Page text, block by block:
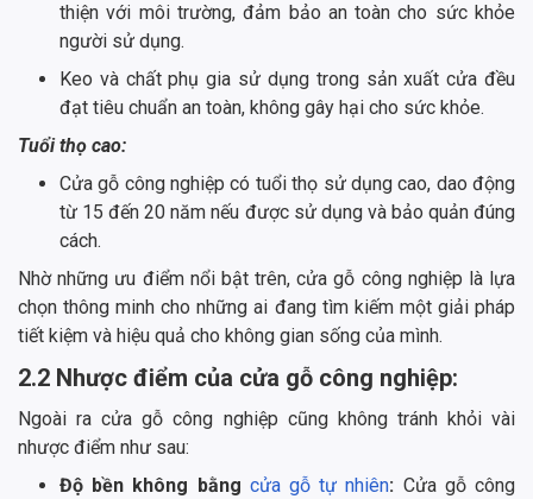
thiện với môi trường, đảm bảo an toàn cho sức khỏe
người sử dụng.
Keo và chất phụ gia sử dụng trong sản xuất cửa đều
đạt tiêu chuẩn an toàn, không gây hại cho sức khỏe.
Tuổi thọ cao:
Cửa gỗ công nghiệp có tuổi thọ sử dụng cao, dao động
từ 15 đến 20 năm nếu được sử dụng và bảo quản đúng
cách.
Nhờ những ưu điểm nổi bật trên, cửa gỗ công nghiệp là lựa
chọn thông minh cho những ai đang tìm kiếm một giải pháp
tiết kiệm và hiệu quả cho không gian sống của mình.
2.2 Nhược điểm của cửa gỗ công nghiệp:
Ngoài ra cửa gỗ công nghiệp cũng không tránh khỏi vài
nhược điểm như sau:
Độ bền không bằng cửa gỗ tự nhiên: Cửa gỗ công